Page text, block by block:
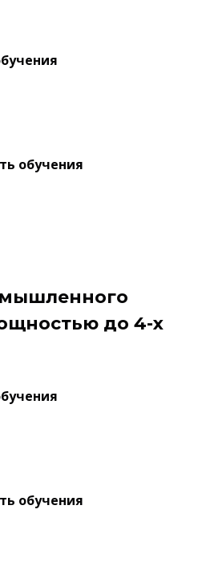
обучения
до 4-х
обучения